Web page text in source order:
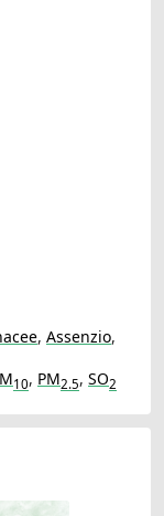
, Assenzio,
10, PM2.5, SO2